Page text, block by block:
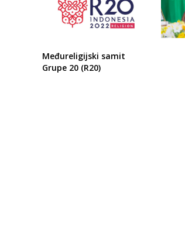
Međureligijski samit
Grupe 20 (R20)